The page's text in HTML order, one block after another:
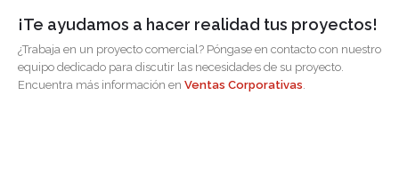
¡Te ayudamos a hacer realidad tus proyectos!
¿Trabaja en un proyecto comercial? Póngase en contacto con nuestro
equipo dedicado para discutir las necesidades de su proyecto.
Encuentra más información en Ventas Corporativas.